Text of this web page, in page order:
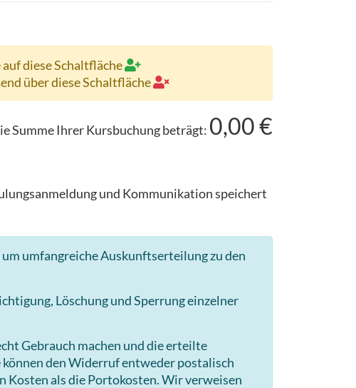
diese Schaltfläche
über diese Schaltfläche
Summe Ihrer Kursbuchung beträgt: 0,00€
und Kommunikation speichert
umfangreiche Auskunftserteilung zu den
Löschung und Sperrung einzelner
Gebrauch machen und die erteilte
den Widerruf entweder postalisch
Kosten als die Portokosten. Wir verweisen